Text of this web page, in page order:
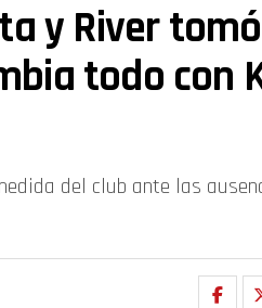
y River
todo con
del club ante las